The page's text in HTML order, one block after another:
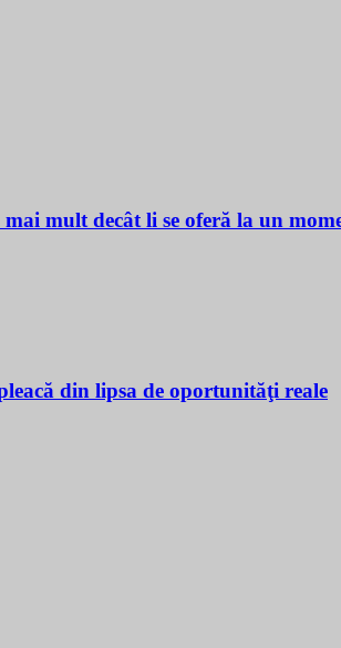
mult decât li se oferă la un
din lipsa de oportunităţi reale